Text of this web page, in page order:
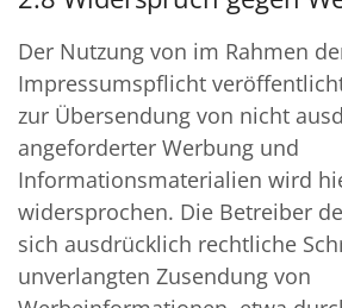
Der Nutzung von im Rahmen
Impressumspflicht
zur Übersendung von nicht
angeforderter Werbung und
Informationsmaterialien wird
widersprochen. Die Betreiber
sich ausdrücklich rechtliche
unverlangten Zusendung von